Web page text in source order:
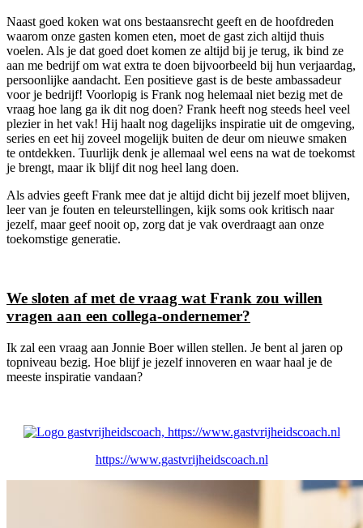
Naast goed koken wat ons bestaansrecht geeft en de hoofdreden
waarom onze gasten komen eten, moet de gast zich altijd thuis
voelen. Als je dat goed doet komen ze altijd bij je terug, ik bind ze
aan me bedrijf om wat extra te doen bijvoorbeeld bij hun verjaardag,
persoonlijke aandacht. Een positieve gast is de beste ambassadeur
voor je bedrijf! Voorlopig is Frank nog helemaal niet bezig met de
vraag hoe lang ga ik dit nog doen? Frank heeft nog steeds heel veel
plezier in het vak! Hij haalt nog dagelijks inspiratie uit de omgeving,
series en eet hij zoveel mogelijk buiten de deur om nieuwe smaken
te ontdekken. Tuurlijk denk je allemaal wel eens na wat de toekomst
je brengt, maar ik blijf dit nog heel lang doen.
Als advies geeft Frank mee dat je altijd dicht bij jezelf moet blijven,
leer van je fouten en teleurstellingen, kijk soms ook kritisch naar
jezelf, maar geef nooit op, zorg dat je vak overdraagt aan onze
toekomstige generatie.
We sloten af met de vraag wat Frank zou willen
vragen aan een collega-ondernemer?
Ik zal een vraag aan Jonnie Boer willen stellen. Je bent al jaren op
topniveau bezig. Hoe blijf je jezelf innoveren en waar haal je de
meeste inspiratie vandaan?
https://www.gastvrijheidscoach.nl